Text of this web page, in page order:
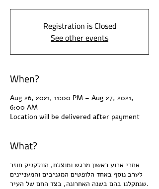
Registration is Closed
See other events
When?
Aug 26, 2021, 11:00 PM – Aug 27, 2021,
6:00 AM
Location will be delivered after payment
What?
אחרי ארוע ראשון מרגש ומוצלח, הוולקניק חוזר
לערב נוסף באחד הלופטים המגניבים והמעניינים
שנתקלנו בהם בשנה האחרונה, בצד החם של העיר.